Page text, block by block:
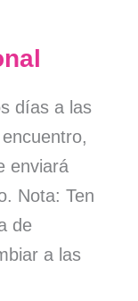
días a las
enviará
Nota: Ten
de
a las